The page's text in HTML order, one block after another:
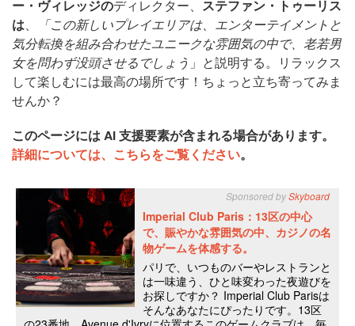
ー・ヴィレッジのディレクター、 ステファン・トゥーリス
は、
「この新しいプレイエリアは、エンターテイメントと
気分転換を組み合わせたユニークな雰囲気の中で、老若男
女を問わず没頭させるでしょう 」と説明する。リラックス
して楽しむには最高の場所です！ちょっと立ち寄ってみま
せんか？
このページには AI 支援要素が含まれる場合があります。
詳細については、こちらをご覧ください。